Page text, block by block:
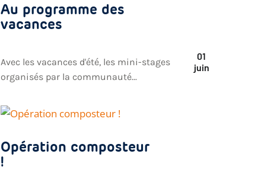
Au programme des
vacances
01
juin
Avec les vacances d'été, les mini-stages
organisés par la communauté...
Opération composteur
!